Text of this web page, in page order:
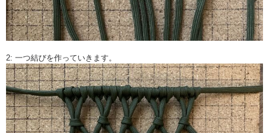
2: 一つ結びを作っていきます。